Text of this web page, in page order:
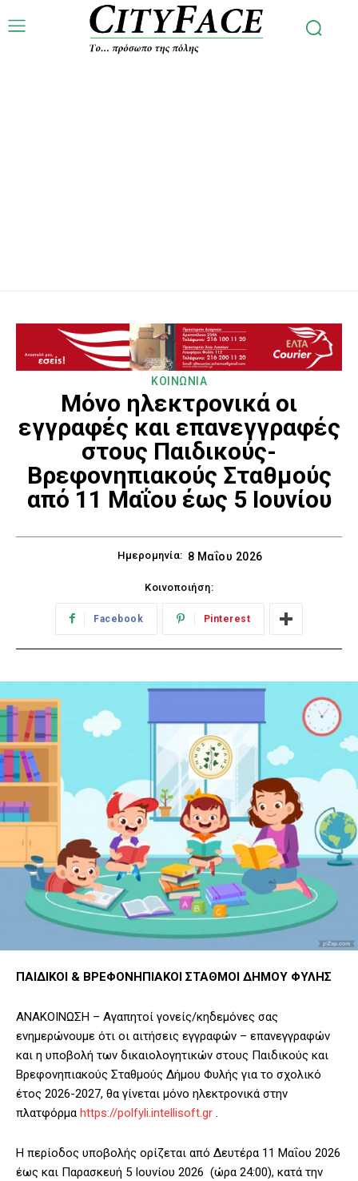
ΚΟΙΝΩΝΙΑ
Μόνο ηλεκτρονικά οι
εγγραφές και επανεγγραφές
στους Παιδικούς-
Βρεφονηπιακούς Σταθμούς
από 11 Μαΐου έως 5 Ιουνίου
Ημερομηνία: 8 Μαΐου 2026
Κοινοποιήση:
Facebook Pinterest
ΠΑΙΔΙΚΟΙ & ΒΡΕΦΟΝΗΠΙΑΚΟΙ ΣΤΑΘΜΟΙ ΔΗΜΟΥ ΦΥΛΗΣ
ΑΝΑΚΟΙΝΩΣΗ – Αγαπητοί γονείς/κηδεμόνες σας
ενημερώνουμε ότι οι αιτήσεις εγγραφών – επανεγγραφών
και η υποβολή των δικαιολογητικών στους Παιδικούς και
Βρεφονηπιακούς Σταθμούς Δήμου Φυλής για το σχολικό
έτος 2026-2027, θα γίνεται μόνο ηλεκτρονικά στην
πλατφόρμα https://polfyli.intellisoft.gr .
Η περίοδος υποβολής ορίζεται από Δευτέρα 11 Μαΐου 2026
έως και Παρασκευή 5 Ιουνίου 2026 (ώρα 24:00), κατά την